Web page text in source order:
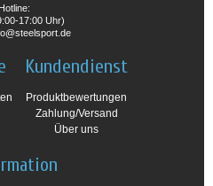
Hotline:
17:00 Uhr)
Kundendienst
Produktbewertungen
Zahlung/Versand
Über uns